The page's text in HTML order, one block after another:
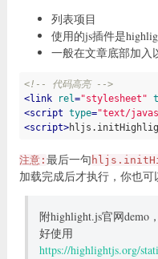
列表项目
使用的js插件是
一般在文章底部加入
<!-- 代码高亮 -->
<link rel="stylesheet"
<script type="text/
<script>
注意: 最后一句
加载完成后才执行，你也可
附highlight.js官网demo
好使用
https://highlightjs.org/